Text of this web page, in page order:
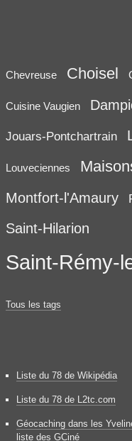
Chevreuse Choisel
Cuisine Vaugien
Jouars-Pontchartrain
Louveciennes
Montfort-l'Amaury
Saint-Hilarion
Saint-Rémy-
Tous les tags
Liste du 78 de Wikipédia
Liste du 78 de L2tc.com
Géocaching dans les
liste des GCiné